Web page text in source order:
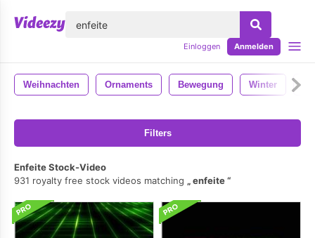
Einloggen Anmelden
Weihnachten Ornaments Bewegung Winter
Filters
Enfeite Stock-Video
931 royalty free stock videos matching
enfeite